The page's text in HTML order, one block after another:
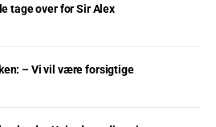
tage over for Sir Alex
– Vi vil være forsigtige